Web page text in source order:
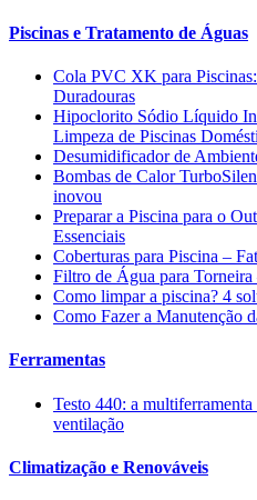
Piscinas e Tratamento de Águas
Cola PVC XK para
Duradouras
Hipoclorito Sódio Líquido
Limpeza de Piscinas
Desumidificador de
Bombas de Calor
inovou
Preparar a Piscina para o
Essenciais
Coberturas para Piscina –
Filtro de Água para Torneira
Como limpar a piscina? 4
Como Fazer a Manutenção
Ferramentas
Testo 440: a
ventilação
Climatização e Renováveis